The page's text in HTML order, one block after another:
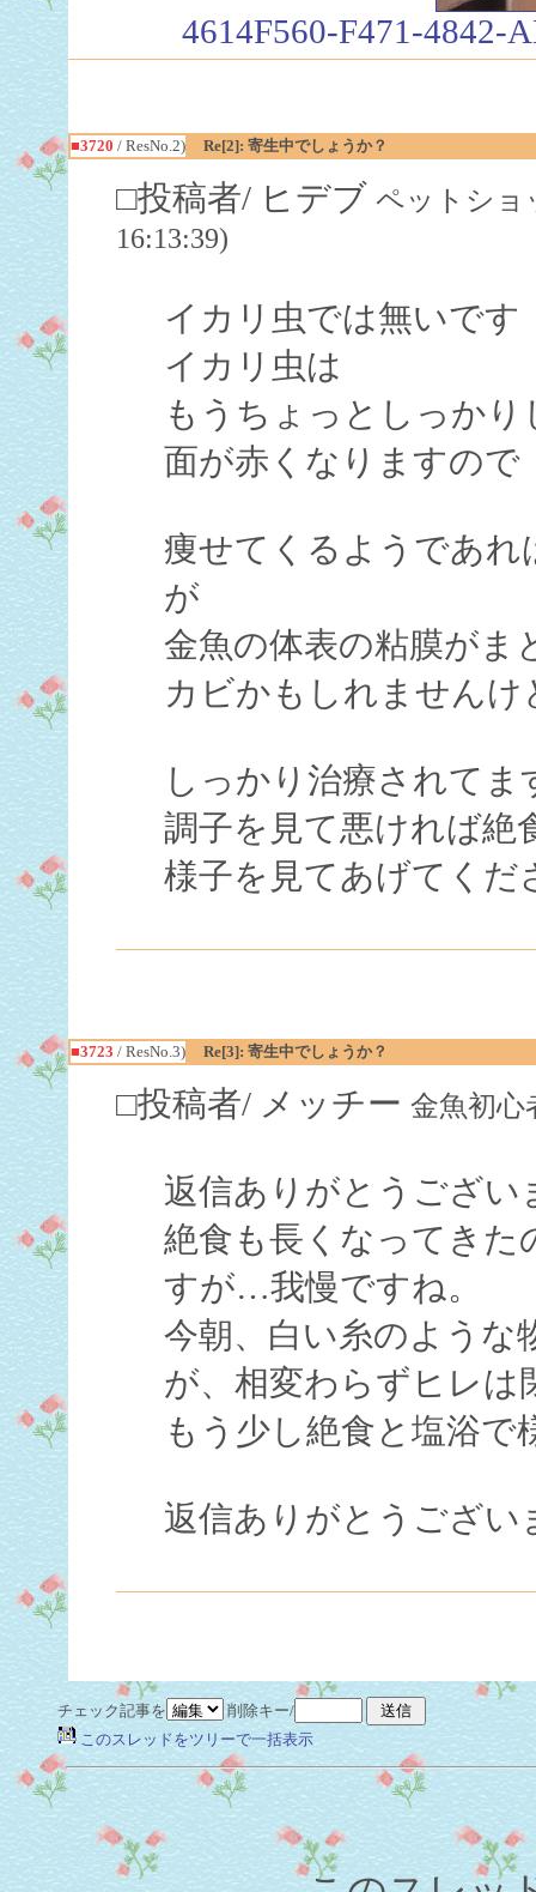
4614F560-F471-4842-
■3720 / ResNo.2) Re[2]: 寄生中でしょうか？
□投稿者/ ヒデブ ペットショ
16:13:39)
イカリ虫では無いです
イカリ虫は
もうちょっとしっか
面が赤くなりますので
痩せてくるようであ
が
金魚の体表の粘膜がま
カビかもしれませんけ
しっかり治療されてま
調子を見て悪ければ絶
様子を見てあげてくだ
■3723 / ResNo.3) Re[3]: 寄生中でしょうか？
□投稿者/ メッチー 金魚初心
返信ありがとうござい
絶食も長くなってきた
すが…我慢ですね。
今朝、白い糸のような
が、相変わらずヒレは
もう少し絶食と塩浴で
返信ありがとうござい
チェック記事を
削除キー/
このスレッドをツリーで一括表示